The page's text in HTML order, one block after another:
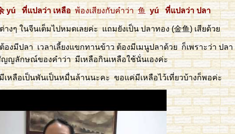
yúที่แปลว่า เหลือพ้องเสียงกับคำว่า 鱼 yú ที่แปลว่า ปลา
งๆ ในจีนเต็มไปหมดเลยค่ะ แถมยังเป็น ปลาทอง (金鱼) เสียด้วย
องมีปลา เวลาเลี้ยงแขกทานข้าว ต้องมีเมนูปลาด้วย ก็เพราะว่า ปลา
สัญญลักษณ์ของคำว่า มีเหลือกินเหลือใช้นั่นเองค่ะ
เหลือเป็นพันเป็นหมื่นล้านนะคะ ขอแค่มีเหลือไว้เที่ยวบ้างก็พอค่ะ